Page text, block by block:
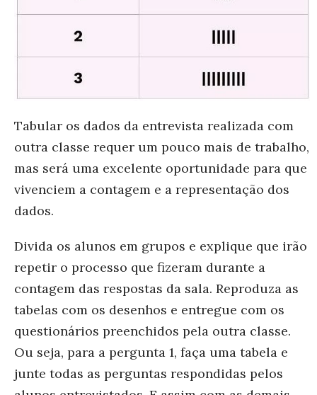
Tabular os dados da entrevista realizada com
outra classe requer um pouco mais de trabalho,
mas será uma excelente oportunidade para que
vivenciem a contagem e a representação dos
dados.
Divida os alunos em grupos e explique que irão
repetir o processo que fizeram durante a
contagem das respostas da sala. Reproduza as
tabelas com os desenhos e entregue com os
questionários preenchidos pela outra classe.
Ou seja, para a pergunta 1, faça uma tabela e
junte todas as perguntas respondidas pelos